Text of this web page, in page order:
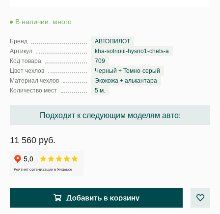
В наличии: много
Бренд
АВТОПИЛОТ
Артикул
kha-solrioiii-hysrio1-chets-a
Код товара
709
Цвет чехлов
Черный + Темно-серый
Материал чехлов
Экокожа + алькантара
Количество мест
5 м.
Подходит к следующим моделям авто:
11 560 руб.